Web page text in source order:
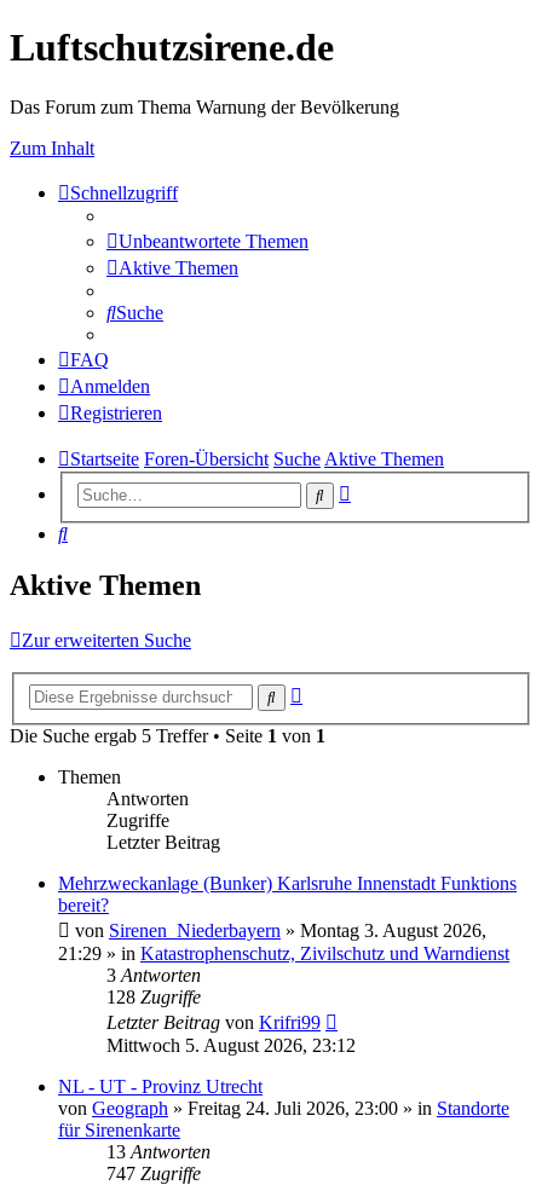
Luftschutzsirene.de
Das Forum zum Thema Warnung der Bevölkerung
Zum Inhalt
Schnellzugriff
Unbeantwortete Themen
Aktive Themen
Suche
FAQ
Anmelden
Registrieren
Startseite Foren-Übersicht Suche Aktive Themen
Suche
Suche
Aktive Themen
Zur erweiterten Suche
Suche
Die Suche ergab 5 Treffer • Seite 1 von 1
Themen
Antworten
Zugriffe
Letzter Beitrag
Mehrzweckanlage (Bunker) Karlsruhe Innenstadt Funktions
bereit?
von Sirenen_Niederbayern » Montag 3. August 2026,
21:29 » in Katastrophenschutz, Zivilschutz und Warndienst
3 Antworten
128 Zugriffe
Letzter Beitrag von Krifri99
Mittwoch 5. August 2026, 23:12
NL - UT - Provinz Utrecht
von Geograph » Freitag 24. Juli 2026, 23:00 » in Standorte
für Sirenenkarte
13 Antworten
747 Zugriffe